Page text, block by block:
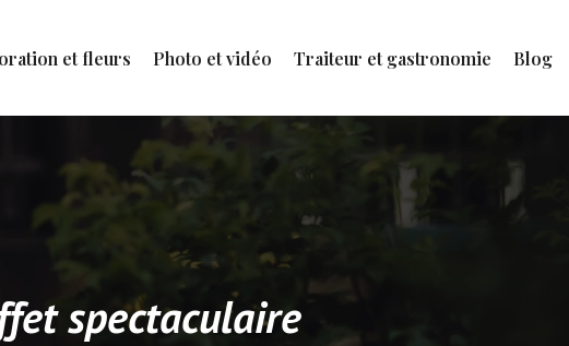
et fleurs Photo et vidéo Traiteur et gastronomie Blog
spectaculaire